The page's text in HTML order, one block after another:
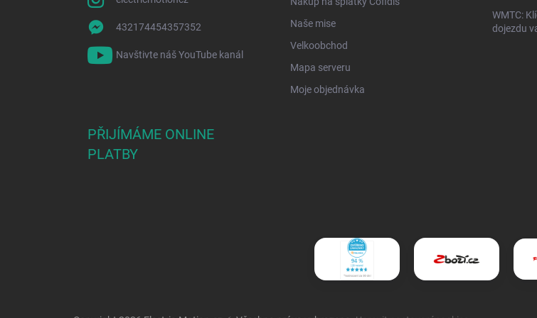
432174454357352
Navštivte náš YouTube kanál
Naše mise
Velkoobchod
Mapa serveru
Moje objednávka
WMTC:
dojezdu
PŘIJÍMÁME ONLINE
PLATBY